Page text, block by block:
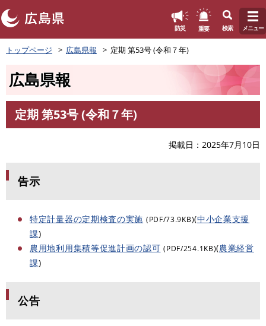
ペ
ー
頭
す
防災 重要 検索 メニュー
トップページ 広島県報 定期 第53号 (令和７年)
広島県報
文
定期 第53号 (令和７年)
掲載日 2025年7月10日
告示
特定計量器の定期検査の実施 (PDF/73.9KB)(中小企業支援
課)
農用地利用集積等促進計画の認可 (PDF/254.1KB)(農業経営
課)
公告